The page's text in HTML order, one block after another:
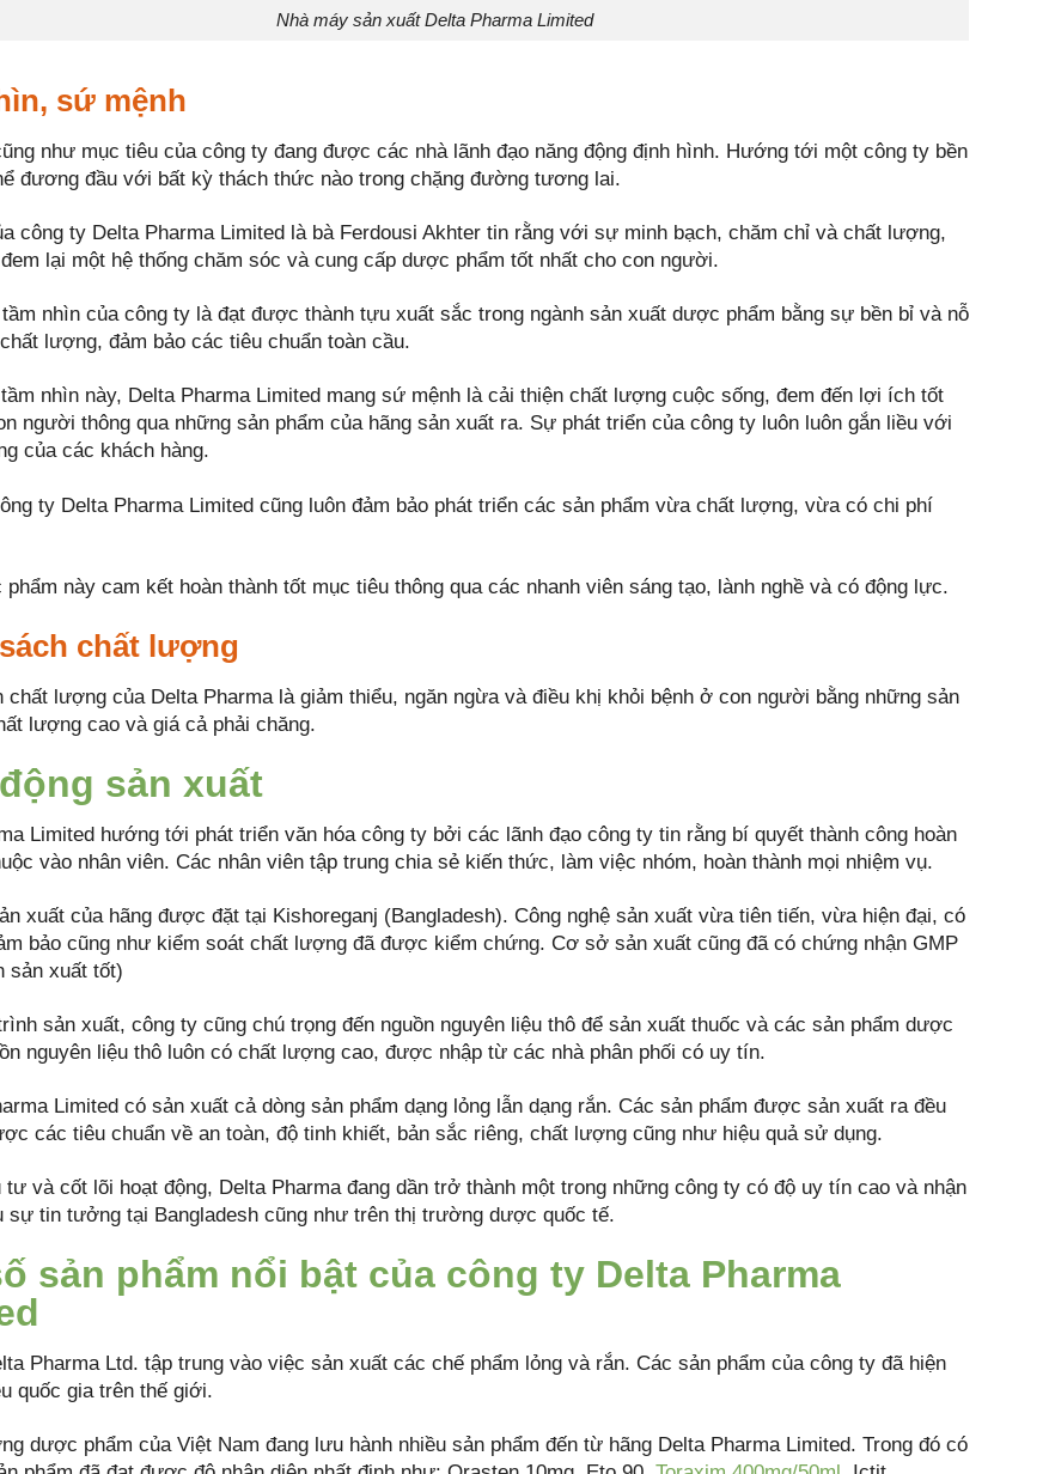
Nhà máy sản xuất Delta Pharma Limited
sứ mệnh
như mục tiêu của công ty đang được các nhà lãnh đạo năng động định hình. Hướng tới một công ty bền
đương đầu với bất kỳ thách thức nào trong chặng đường tương lai.
công ty Delta Pharma Limited là bà Ferdousi Akhter tin rằng với sự minh bạch, chăm chỉ và chất lượng,
lại một hệ thống chăm sóc và cung cấp dược phẩm tốt nhất cho con người.
nhìn của công ty là đạt được thành tựu xuất sắc trong ngành sản xuất dược phẩm bằng sự bền bỉ và nỗ
lượng, đảm bảo các tiêu chuẩn toàn cầu.
nhìn này, Delta Pharma Limited mang sứ mệnh là cải thiện chất lượng cuộc sống, đem đến lợi ích tốt
người thông qua những sản phẩm của hãng sản xuất ra. Sự phát triển của công ty luôn luôn gắn liều với
của các khách hàng.
ty Delta Pharma Limited cũng luôn đảm bảo phát triển các sản phẩm vừa chất lượng, vừa có chi phí
phẩm này cam kết hoàn thành tốt mục tiêu thông qua các nhanh viên sáng tạo, lành nghề và có động lực.
chất lượng
chất lượng của Delta Pharma là giảm thiểu, ngăn ngừa và điều khị khỏi bệnh ở con người bằng những sản
lượng cao và giá cả phải chăng.
sản xuất
Limited hướng tới phát triển văn hóa công ty bởi các lãnh đạo công ty tin rằng bí quyết thành công hoàn
vào nhân viên. Các nhân viên tập trung chia sẻ kiến thức, làm việc nhóm, hoàn thành mọi nhiệm vụ.
xuất của hãng được đặt tại Kishoreganj (Bangladesh). Công nghệ sản xuất vừa tiên tiến, vừa hiện đại, có
bảo cũng như kiểm soát chất lượng đã được kiểm chứng. Cơ sở sản xuất cũng đã có chứng nhận GMP
sản xuất tốt)
sản xuất, công ty cũng chú trọng đến nguồn nguyên liệu thô để sản xuất thuốc và các sản phẩm dược
nguyên liệu thô luôn có chất lượng cao, được nhập từ các nhà phân phối có uy tín.
Limited có sản xuất cả dòng sản phẩm dạng lỏng lẫn dạng rắn. Các sản phẩm được sản xuất ra đều
các tiêu chuẩn về an toàn, độ tinh khiết, bản sắc riêng, chất lượng cũng như hiệu quả sử dụng.
và cốt lõi hoạt động, Delta Pharma đang dần trở thành một trong những công ty có độ uy tín cao và nhận
sự tin tưởng tại Bangladesh cũng như trên thị trường dược quốc tế.
sản phẩm nổi bật của công ty Delta Pharma
Pharma Ltd. tập trung vào việc sản xuất các chế phẩm lỏng và rắn. Các sản phẩm của công ty đã hiện
quốc gia trên thế giới.
dược phẩm của Việt Nam đang lưu hành nhiều sản phẩm đến từ hãng Delta Pharma Limited. Trong đó có